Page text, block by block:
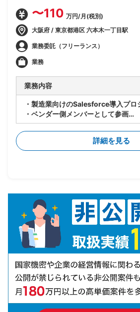
〜110 万円/月(税別)
大阪府 / 東京都港区 六本木一丁目駅
業務委託（フリーランス）
業務
業務内容
・製造業向けのSalesforce導入プロ
・ベンダー側メンバーとして参画
・世界各国の拠点でのSalesforce共
米・EU拠点へのSales Cloudの導入
・10月までPoCを実施し、その後本
詳細を見る